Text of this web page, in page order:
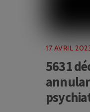
17 AVRIL
5631